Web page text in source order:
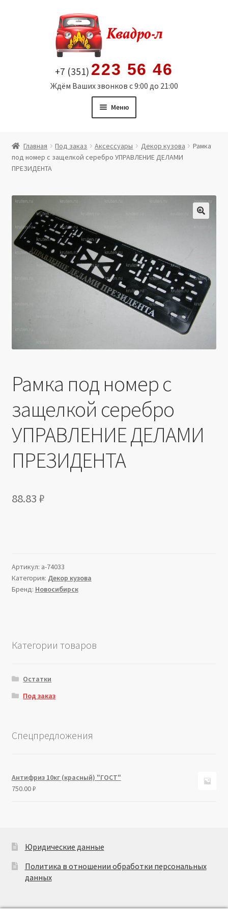
содержимому
+7 (351) 223 56 46
Ждём Ваших звонков с 9:00 до 21:00
Меню
Витрина
Политика в отношении обработки персональных
данных
Производители
Юридические данные
Главная Под заказ Аксессуары Декор кузова
Рамка
под номер с защелкой серебро УПРАВЛЕНИЕ ДЕЛАМИ
ПРЕЗИДЕНТА
Рамка под номер с
защелкой серебро
УПРАВЛЕНИЕ ДЕЛАМИ
ПРЕЗИДЕНТА
88.83 ₽
Артикул: a-74033
Категория: Декор кузова
Бренд: Новосибирск
Категории товаров
Остатки
Под заказ
Спецпредложения
Антифриз 10кг (красный) "ГОСТ"
750.00₽
Юридические данные
Политика в отношении обработки персональных
данных